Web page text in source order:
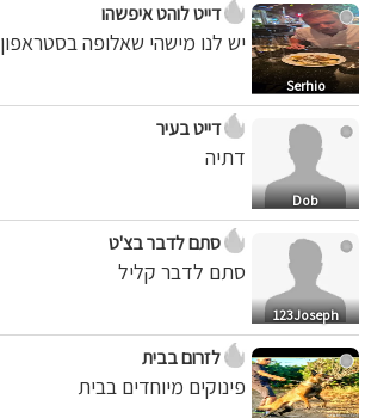
Serhio
דייט לוהט איפשהו
יש לנו מישהי שאלופה בסטראפון
Dob
דייט בעיר
דתיה
123Joseph
סתם לדבר בצ'ט
סתם לדבר קליל
לזרום בבית
פינוקים מיוחדים בבית